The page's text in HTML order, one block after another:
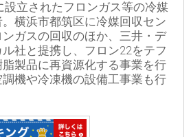
設立されたフロンガス等の冷媒
横浜市都筑区に冷媒回収セン
ガスの回収のほか、三井・デ
社と提携し、フロン22をテフ
製品に再資源化する事業を行
機や冷凍機の設備工事業も行